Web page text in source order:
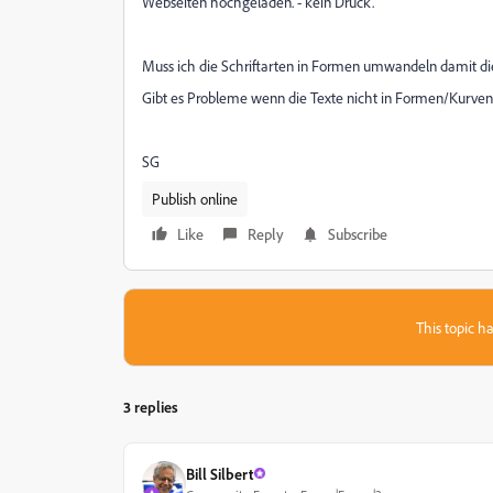
Muss ich die Schriftarten in Formen umwandeln damit
Gibt es Probleme wenn die Texte nicht in Formen/
SG
Publish online
Like
Reply Subscribe
This topic
3 replies
Bill Silbert